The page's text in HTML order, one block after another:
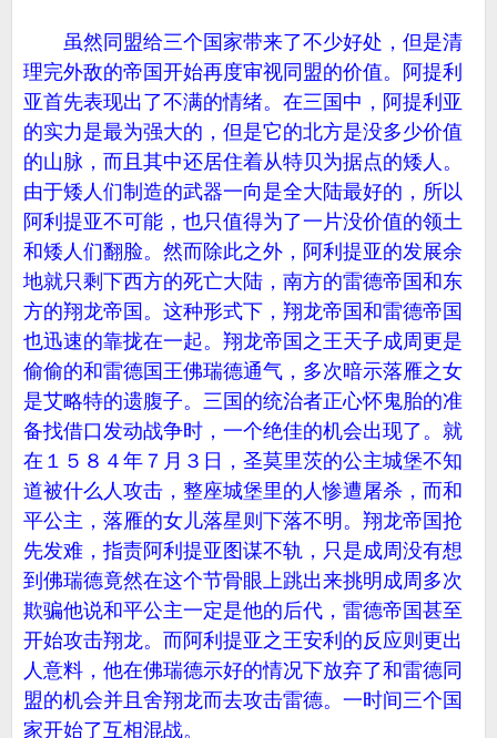
虽然同盟给三个国家带来了不少好处，但是清
理完外敌的帝国开始再度审视同盟的价值。阿提利
亚首先表现出了不满的情绪。在三国中，阿提利亚
的实力是最为强大的，但是它的北方是没多少价值
的山脉，而且其中还居住着从特贝为据点的矮人。
由于矮人们制造的武器一向是全大陆最好的，所以
阿利提亚不可能，也只值得为了一片没价值的领土
和矮人们翻脸。然而除此之外，阿利提亚的发展余
地就只剩下西方的死亡大陆，南方的雷德帝国和东
方的翔龙帝国。这种形式下，翔龙帝国和雷德帝国
也迅速的靠拢在一起。翔龙帝国之王天子成周更是
偷偷的和雷德国王佛瑞德通气，多次暗示落雁之女
是艾略特的遗腹子。三国的统治者正心怀鬼胎的准
备找借口发动战争时，一个绝佳的机会出现了。就
在１５８４年７月３日，圣莫里茨的公主城堡不知
道被什么人攻击，整座城堡里的人惨遭屠杀，而和
平公主，落雁的女儿落星则下落不明。翔龙帝国抢
先发难，指责阿利提亚图谋不轨，只是成周没有想
到佛瑞德竟然在这个节骨眼上跳出来挑明成周多次
欺骗他说和平公主一定是他的后代，雷德帝国甚至
开始攻击翔龙。而阿利提亚之王安利的反应则更出
人意料，他在佛瑞德示好的情况下放弃了和雷德同
盟的机会并且舍翔龙而去攻击雷德。一时间三个国
家开始了互相混战。